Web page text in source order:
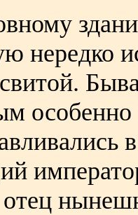
нередко
особенно